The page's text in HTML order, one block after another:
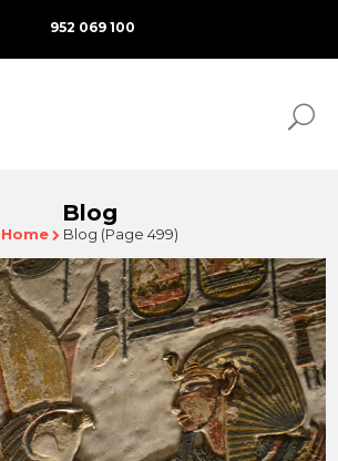
952 069 100
Blog
Home Blog (Page 499)